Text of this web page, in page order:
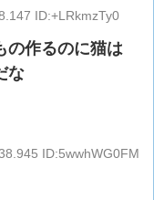
ID:+LRkmzTy0
の作るのに猫は
な
ID:5wwhWG0FM